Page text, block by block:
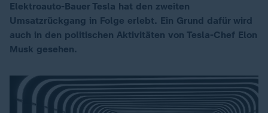
Elektroauto-Bauer Tesla hat den zweiten
Umsatzrückgang in Folge erlebt. Ein Grund dafür wird
auch in den politischen Aktivitäten von Tesla-Chef Elon
Musk gesehen.